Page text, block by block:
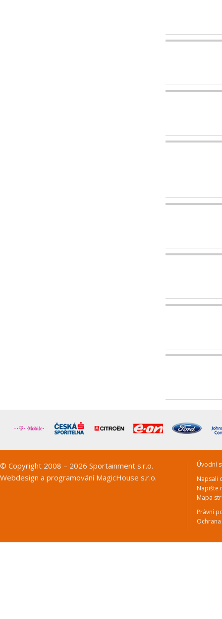
© Copyright 2008 – 2026 Sportainment s.r.o.
Webdesign a programování MagicHouse s.r.o.
Úvodní
Napsali
Napište
Mapa
Právní